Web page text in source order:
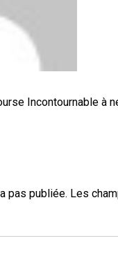
Incontournable à
pas publiée. Les